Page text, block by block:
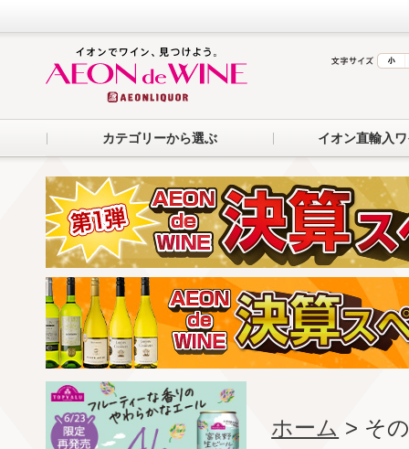
カテゴリーから選ぶ イオン直輸入
ホーム > そ